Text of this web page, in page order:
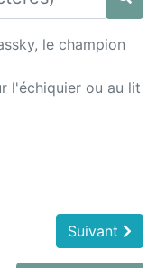
le champion
l'échiquier ou au lit
Suivant